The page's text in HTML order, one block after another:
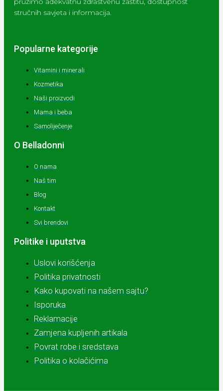
stručnih savjeta i informacija.
Popularne kategorije
Vitamini i minerali
Kozmetika
Naši proizvodi
Mama i beba
Samoliječenje
O Belladonni
O nama
Naš tim
Blog
Kontakt
Svi brendovi
Politike i uputstva
Uslovi korišćenja
Politika privatnosti
Kako kupovati na našem sajtu?
Isporuka
Reklamacije
Zamjena kupljenih artikala
Povrat robe i sredstava
Politika o kolačićima